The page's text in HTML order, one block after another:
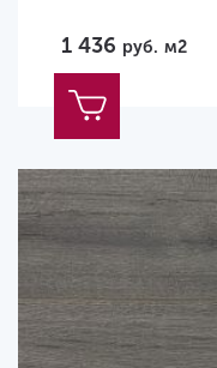
1 436 руб. м2